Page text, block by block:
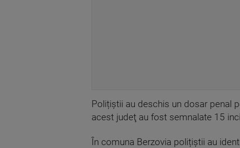
Polițiștii au deschis un dosar penal
acest judeţ au fost semnalate 15
În comuna Berzovia polițiștii au